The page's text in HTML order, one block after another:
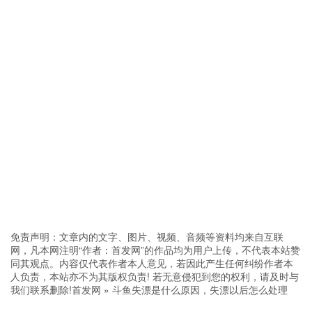
免责声明：文章内的文字、图片、视频、音频等资料均来自互联
网，凡本网注明“作者：首发网”的作品均为用户上传，不代表本站赞
同其观点。内容仅代表作者本人意见，若因此产生任何纠纷作者本
人负责，本站亦不为其版权负责! 若无意侵犯到您的权利，请及时与
我们联系删除!首发网 » 斗鱼失漂是什么原因，失漂以后怎么处理